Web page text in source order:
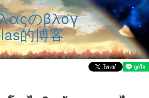
のβλογ
的博客